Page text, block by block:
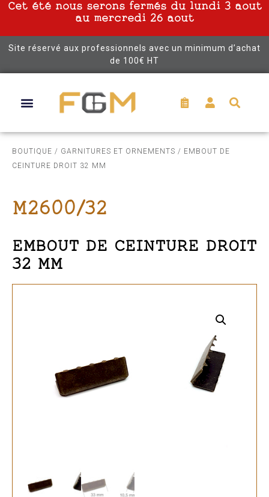
Cet été nous serons fermés du lundi 3 aout
au mercredi 26 aout
Site réservé aux professionnels avec un minimum d’achat
de 100€ HT
BOUTIQUE / GARNITURES ET ORNEMENTS / EMBOUT DE
CEINTURE DROIT 32 MM
M2600/32
EMBOUT DE CEINTURE DROIT
32 MM